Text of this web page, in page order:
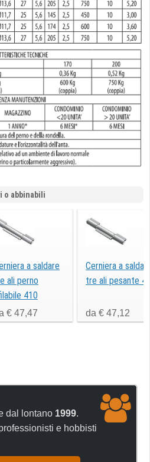
abbinabili
a saldare
ali perno
410
€ 47,47
Cerniera a
tre ali pesante
da € 47,12
dal lontano 1999.
e hobbisti